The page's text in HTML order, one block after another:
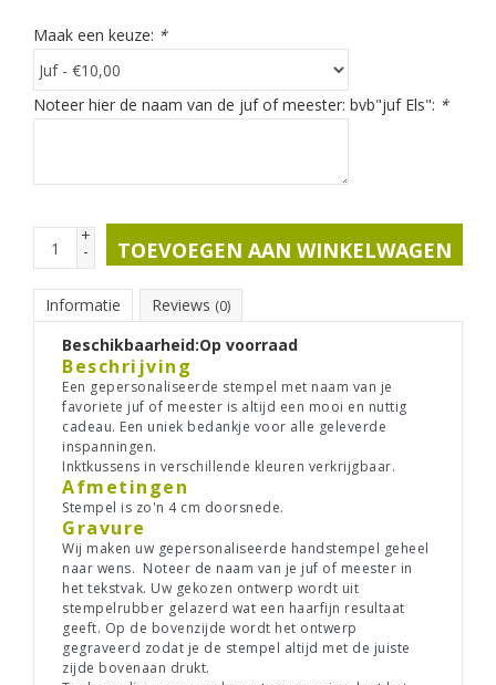
Maak een keuze: *
Noteer hier de naam van de juf of meester: bvb"juf Els": *
+
- TOEVOEGEN AAN WINKELWAGEN
Informatie Reviews (0)
Beschikbaarheid:Op voorraad
Beschrijving
Een gepersonaliseerde stempel met naam van je
favoriete juf of meester is altijd een mooi en nuttig
cadeau. Een uniek bedankje voor alle geleverde
inspanningen.
Inktkussens in verschillende kleuren verkrijgbaar.
Afmetingen
Stempel is zo'n 4 cm doorsnede.
Gravure
Wij maken uw gepersonaliseerde handstempel geheel
naar wens. Noteer de naam van je juf of meester in
het tekstvak. Uw gekozen ontwerp wordt uit
stempelrubber gelazerd wat een haarfijn resultaat
geeft. Op de bovenzijde wordt het ontwerp
gegraveerd zodat je de stempel altijd met de juiste
zijde bovenaan drukt.